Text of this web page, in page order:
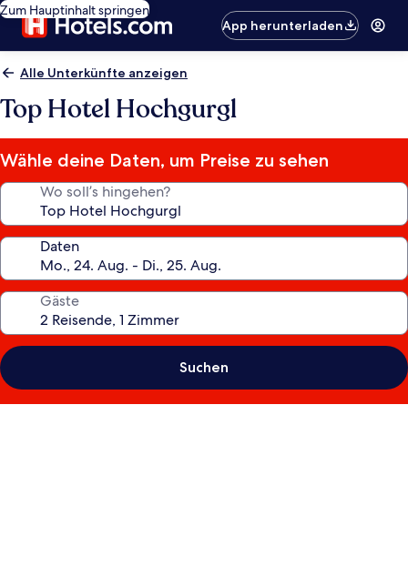
Zum Hauptinhalt springen
App herunterladen
Alle Unterkünfte anzeigen
Top Hotel Hochgurgl
Wähle deine Daten, um Preise zu sehen
Wo soll’s hingehen?
Daten
Gäste
Suchen